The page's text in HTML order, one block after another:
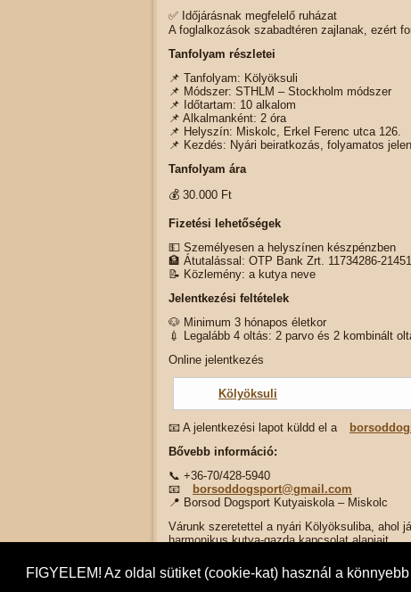
FIGYELEM! Az oldal sütiket (cookie-kat) használ a
✅ Időjárásnak megfelelő ruházat
A foglalkozások szabadtéren zajlanak, ezért
Tanfolyam részletei
📌 Tanfolyam: Kölyöksuli
📌 Módszer: STHLM – Stockholm módszer
📌 Időtartam: 10 alkalom
📌 Alkalmanként: 2 óra
📌 Helyszín: Miskolc, Erkel Ferenc utca 126.
📌 Kezdés: Nyári beiratkozás, folyamatos
Tanfolyam ára
💰 30.000 Ft
Fizetési lehetőségek
💵 Személyesen a helyszínen készpénzben
🏦 Átutalással: OTP Bank Zrt. 11734286-
📝 Közlemény: a kutya neve
Jelentkezési feltételek
🐶 Minimum 3 hónapos életkor
💉 Legalább 4 oltás: 2 parvo és 2 kombinált
Online jelentkezés
Kölyöksuli
📧 A jelentkezési lapot küldd el a
Bővebb információ:
📞 +36-70/428-5940
📧
borsoddogsport@gmail.com
📍 Borsod Dogsport Kutyaiskola – Miskolc
Várunk szeretettel a nyári Kölyöksuliba, ahol
harmonikus kutya-gazda kapcsolat alapjait.
Kategória:
Rövid hírek